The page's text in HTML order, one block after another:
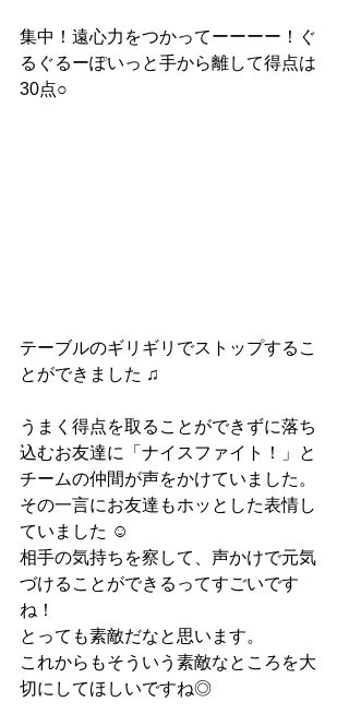
集中！遠心力をつかってーーーー！ぐ
るぐるーぽいっと手から離して得点は
30点○
テーブルのギリギリでストップするこ
とができました ♫
うまく得点を取ることができずに落ち
込むお友達に「ナイスファイト！」と
チームの仲間が声をかけていました。
その一言にお友達もホッとした表情し
ていました ☺︎
相手の気持ちを察して、声かけで元気
づけることができるってすごいです
ね！
とっても素敵だなと思います。
これからもそういう素敵なところを大
切にしてほしいですね◎